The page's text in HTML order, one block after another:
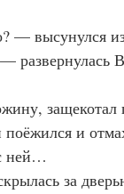
высунулся
и
ней…
за